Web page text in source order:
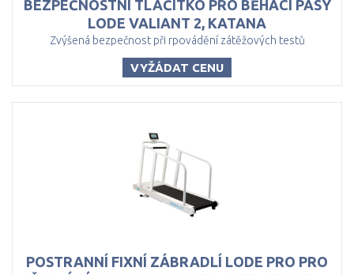
BEZPEČNOSTNÍ TLAČÍTKO PRO BĚHACÍ PÁSY
LODE VALIANT 2, KATANA
Zvýšená bezpečnost při rpovádění zátěžových testů
VYŽÁDAT CENU
POSTRANNÍ FIXNÍ ZÁBRADLÍ LODE PRO PRO